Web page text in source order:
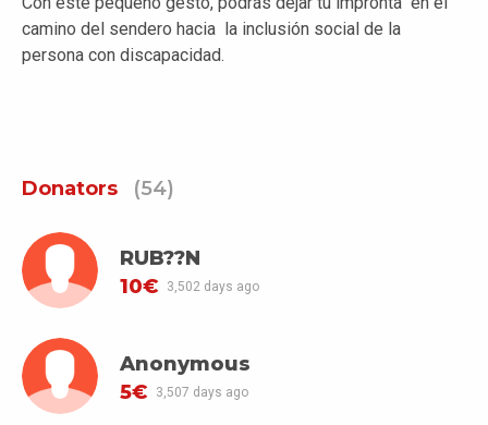
camino del sendero hacia la inclusión social de la
persona con discapacidad.
Donators (54)
RUB??N
10€
3,502 days ago
Anonymous
5€
3,507 days ago